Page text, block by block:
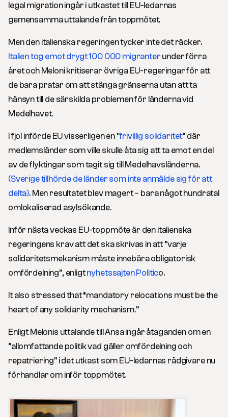
legal migration ingår i utkastet till EU-ledarnas
gemensamma uttalande från toppmötet.
Men den italienska regeringen tycker inte det räcker.
Italien tog emot drygt 100 000 migranter under förra
året och Meloni kritiserar övriga EU-regeringar för att
de bara pratar om att stänga gränserna utan att ta
hänsyn till de särskilda problemen för länderna vid
Medelhavet.
I fjol införde EU visserligen en ”frivillig solidaritet” där
medlemsländer som ville skulle åta sig att ta emot en del
av de flyktingar som tagit sig till Medelhavsländerna.
(Sverige tillhörde de länder som inte anmälde sig för att
delta). Men resultatet blev magert – bara något hundratal
omlokaliserad asylsökande.
Inför nästa veckas EU-toppmöte är den italienska
regeringens krav att det ska skrivas in att ”varje
solidaritetsmekanism måste innebära obligatorisk
omfördelning”, enligtnyhetssajten Politico.
It also stressed that “mandatory relocations must be the
heart of any solidarity mechanism.”
Enligt Melonis uttalande till Ansa ingår åtaganden om en
”allomfattande politik vad gäller omfördelning och
repatriering” i det utkast som EU-ledarnas rådgivare nu
förhandlar om inför toppmötet.